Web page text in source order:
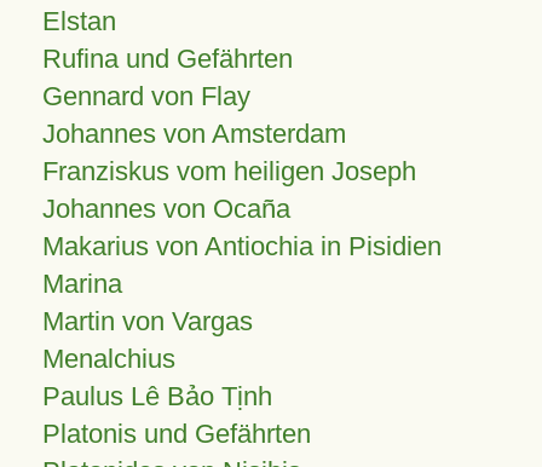
Elstan
Rufina und Gefährten
Gennard von Flay
Johannes von Amsterdam
Franziskus vom heiligen Joseph
Johannes von Ocaña
Makarius von Antiochia in Pisidien
Marina
Martin von Vargas
Menalchius
Paulus Lê Bảo Tịnh
Platonis und Gefährten